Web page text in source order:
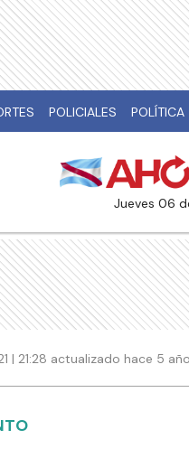
POLICIALES POLÍTICA
jueves 06
| 21:28 actualizado hace 5